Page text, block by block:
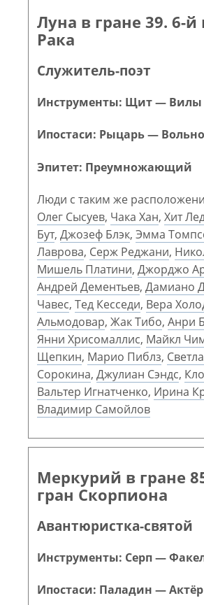
Луна в гране 39. 6-й
Рака
Служитель-поэт
Инструменты: Щит — Вилы
Ипостаси: Рыцарь —
Эпитет: Преумножающий
Люди с таким же
Олег Сысуев, Чака Хан, Хит
Бут, Джозеф Блэк, Эмма
Лаврова, Серж Реджани,
Мишель Платини, Джорджо
Андрей Дементьев, Дамиано
Чавес, Тед Кесседи, Вера
Альмодовар, Жак Тибо, Анри
Янни Хрисомаллис, Майкл
Щепкин, Марио Пиблз,
Сорокина, Джулиан Сэндс,
Вальтер Игнатченко, Ирина
Владимир Самойлов
Меркурий в гране
гран Скорпиона
Авантюристка-святой
Инструменты: Серп —
Ипостаси: Паладин — Актёр